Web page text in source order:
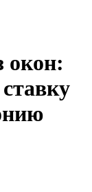
окон: